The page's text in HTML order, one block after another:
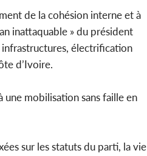
de la cohésion interne et à
inattaquable » du président
infrastructures, électrification
d’Ivoire.
une mobilisation sans faille en
sur les statuts du parti, la vie